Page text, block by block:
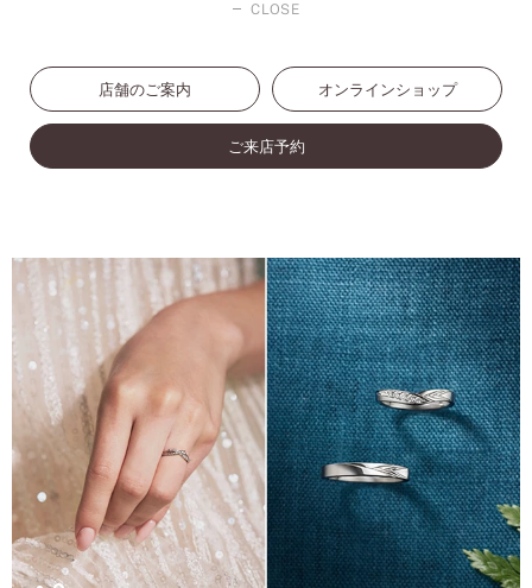
CLOSE
店舗のご案内 オンラインショップ
ご来店予約